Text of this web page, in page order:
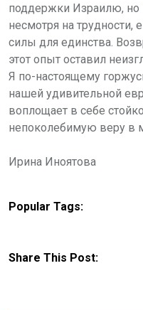
поддержки Израилю, но
несмотря на трудности,
силы для единства.
этот опыт оставил
Я по-настоящему
нашей удивительной
воплощает в себе
непоколебимую веру в
Ирина Иноятова
Popular Tags:
Share This Post: